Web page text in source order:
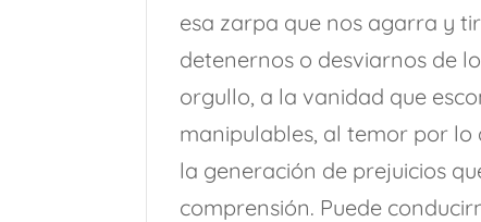
esa zarpa que nos agarra y
detenernos o desviarnos de
orgullo, a la vanidad que
manipulables, al temor por lo
la generación de prejuicios
comprensión. Puede